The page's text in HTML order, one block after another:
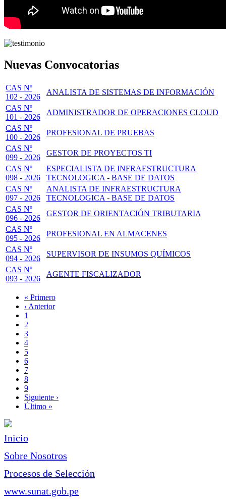
Nuevas Convocatorias
CAS Nº
102 - 2026
ANALISTA DE SISTEMAS DE INFORMACIÓN
CAS Nº
101 - 2026
ADMINISTRADOR DE OPERACIONES CLOUD
CAS Nº
100 - 2026
PROFESIONAL DE PRUEBAS
CAS Nº
099 - 2026
GESTOR DE PROYECTOS TI
CAS Nº
098 - 2026
ESPECIALISTA DE INFRAESTRUCTURA
TECNOLOGICA - BASE DE DATOS
CAS Nº
097 - 2026
ANALISTA DE INFRAESTRUCTURA
TECNOLOGICA - BASE DE DATOS
CAS Nº
096 - 2026
GESTOR DE ORIENTACIÓN TRIBUTARIA
CAS Nº
095 - 2026
PROFESIONAL EN ALMACENES
CAS Nº
094 - 2026
SUPERVISOR DE INSUMOS QUÍMICOS
CAS Nº
093 - 2026
AGENTE FISCALIZADOR
Paginación
Primera
página
« Primero
Página
anterior
‹ Anterior
Page
1
Página
actual
2
Page
3
Page
4
Page
5
Page
6
Page
7
Page
8
Page
9
Siguiente
página
Siguiente ›
Última
Último »
Inicio
Sobre Nosotros
Procesos de Selección
www.sunat.gob.pe